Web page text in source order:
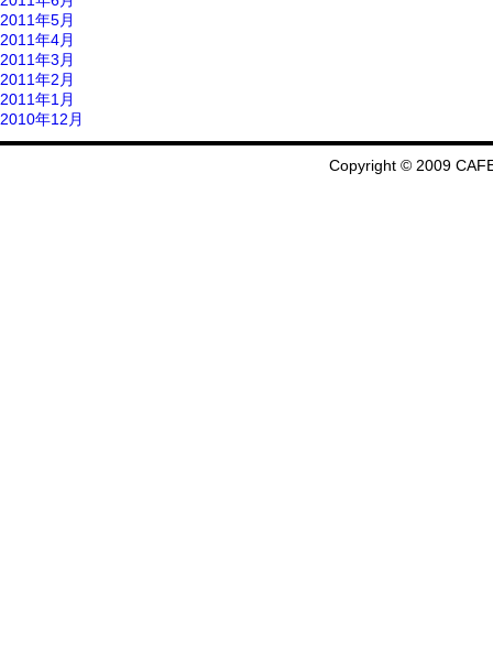
2011年5月
2011年4月
2011年3月
2011年2月
2011年1月
2010年12月
Copyright © 2009